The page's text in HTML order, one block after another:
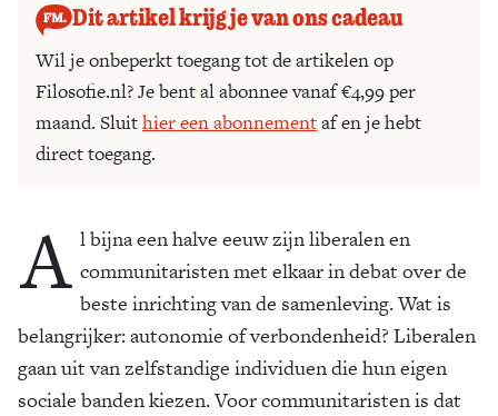
Dit artikel krijg je van ons cadeau
Wil je onbeperkt toegang tot de artikelen op
Filosofie.nl? Je bent al abonnee vanaf €4,99 per
maand. Sluithier een abonnementaf en je hebt
direct toegang.
A l bijna een halve eeuw zijn liberalen en
communitaristen met elkaar in debat over de
beste inrichting van de samenleving. Wat is
belangrijker: autonomie of verbondenheid? Liberalen
gaan uit van zelfstandige individuen die hun eigen
sociale banden kiezen. Voor communitaristen is dat